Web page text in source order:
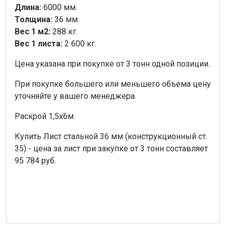
Длина: 6000 мм.
Толщина: 36 мм.
Вес 1 м2: 288 кг.
Вес 1 листа: 2 600 кг.
Цена указана при покупке от 3 тонн одной позиции.
При покупке большего или меньшего объема цену
уточняйте у вашего менеджера.
Раскрой 1,5х6м.
Купить Лист стальной 36 мм (конструкционный ст.
35) - цена за лист при закупке от 3 тонн составляет
95 784 руб.